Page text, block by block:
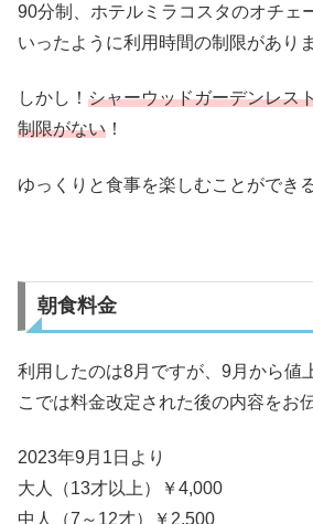
90分制、ホテルミラコスタのオチェ
いったように利用時間の制限がありま
しかし！ シャーウッドガーデンレス
制限がない ！
ゆっくりと食事を楽しむことができ
朝食料金
利用したのは8月ですが、9月から値
こでは料金改定された後の内容をお
2023年9月1日より
大人（13才以上）￥4,000
中人（7～12才）￥2,500